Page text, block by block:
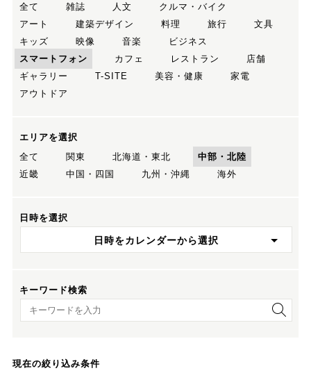
全て
雑誌 人文
クルマ・バイク
アート
建築デザイン 料理 旅行
文具
キッズ
映像 音楽
ビジネス
スマートフォン
カフェ レストラン
店舗
ギャラリー
T-SITE 美容・健康
家電
アウトドア
エリアを選択
全て
関東 北海道・東北
中部・北陸
近畿
中国・四国 九州・沖縄 海外
日時を選択
日時をカレンダーから選択
キーワード検索
キーワード検索
現在の絞り込み条件